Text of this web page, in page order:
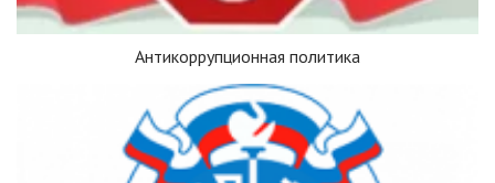
Антикоррупционная политика